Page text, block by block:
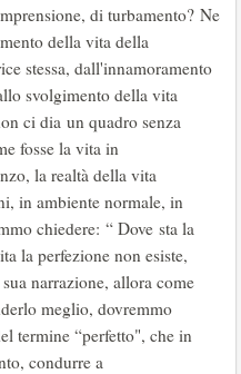
di turbamento? Ne
della vita della
stessa, dall'innamoramento
svolgimento della vita
ci dia un quadro senza
fosse la vita in
la realtà della vita
in ambiente normale, in
chiedere: “ Dove sta la
la perfezione non esiste,
narrazione, allora come
meglio, dovremmo
termine “perfetto", che in
condurre a